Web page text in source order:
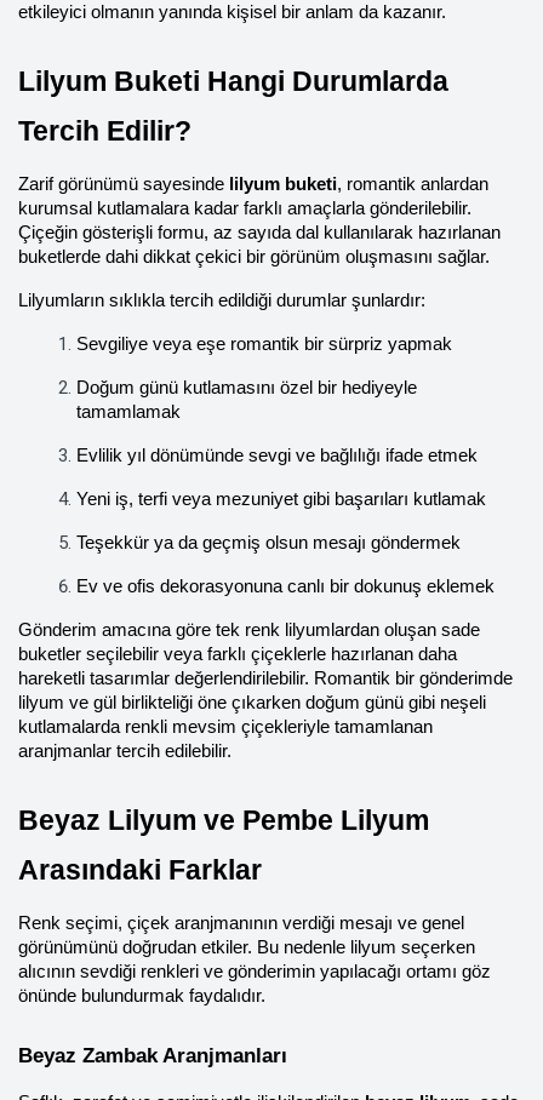
etkileyici olmanın yanında kişisel bir anlam da kazanır.
Lilyum Buketi Hangi Durumlarda
Tercih Edilir?
Zarif görünümü sayesinde lilyum buketi, romantik anlardan
kurumsal kutlamalara kadar farklı amaçlarla gönderilebilir.
Çiçeğin gösterişli formu, az sayıda dal kullanılarak hazırlanan
buketlerde dahi dikkat çekici bir görünüm oluşmasını sağlar.
Lilyumların sıklıkla tercih edildiği durumlar şunlardır:
Sevgiliye veya eşe romantik bir sürpriz yapmak
Doğum günü kutlamasını özel bir hediyeyle
tamamlamak
Evlilik yıl dönümünde sevgi ve bağlılığı ifade etmek
Yeni iş, terfi veya mezuniyet gibi başarıları kutlamak
Teşekkür ya da geçmiş olsun mesajı göndermek
Ev ve ofis dekorasyonuna canlı bir dokunuş eklemek
Gönderim amacına göre tek renk lilyumlardan oluşan sade
buketler seçilebilir veya farklı çiçeklerle hazırlanan daha
hareketli tasarımlar değerlendirilebilir. Romantik bir gönderimde
lilyum ve gül birlikteliği öne çıkarken doğum günü gibi neşeli
kutlamalarda renkli mevsim çiçekleriyle tamamlanan
aranjmanlar tercih edilebilir.
Beyaz Lilyum ve Pembe Lilyum
Arasındaki Farklar
Renk seçimi, çiçek aranjmanının verdiği mesajı ve genel
görünümünü doğrudan etkiler. Bu nedenle lilyum seçerken
alıcının sevdiği renkleri ve gönderimin yapılacağı ortamı göz
önünde bulundurmak faydalıdır.
Beyaz Zambak Aranjmanları